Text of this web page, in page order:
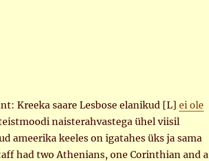
Kreeka saare Lesbose elanikud [L] ei ole
naisterahvastega ühel viisil
ameerika keeles on igatahes üks ja sama
had two Athenians, one Corinthian and a